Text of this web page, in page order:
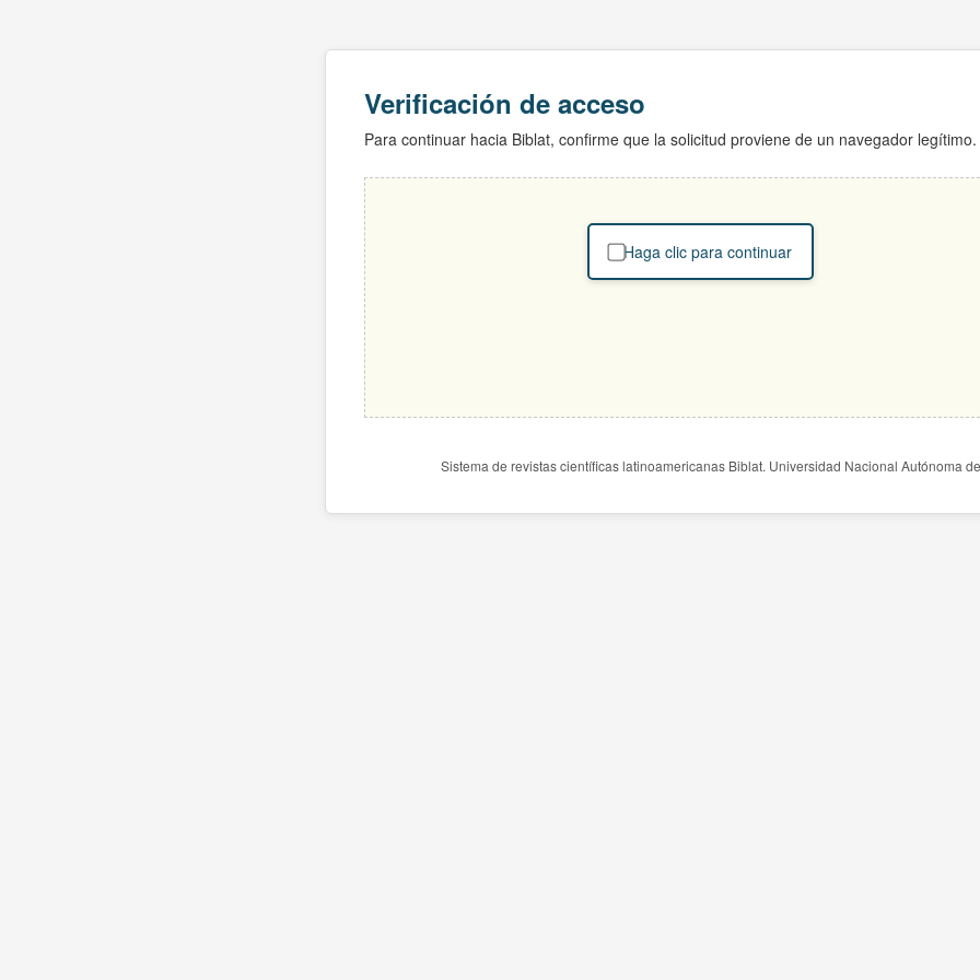
Verificación de acceso
Para continuar hacia Biblat, confirme que la solicitud proviene de un navegador legítimo.
Haga clic para continuar
Sistema de revistas científicas latinoamericanas Biblat. Universidad Nacional Autónoma